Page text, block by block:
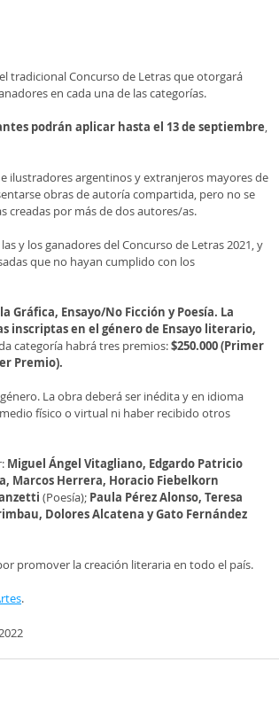
tradicional Concurso de Letras que otorgará
en cada una de las categorías.
podrán aplicar hasta el 13 de septiembre,
ilustradores argentinos y extranjeros mayores de
obras de autoría compartida, pero no se
creadas por más de dos autores/as.
y los ganadores del Concurso de Letras 2021, y
que no hayan cumplido con los
Gráfica, Ensayo/No Ficción y Poesía. La
inscriptas en el género de Ensayo literario,
categoría habrá tres premios: $250.000 (Primer
Premio).
La obra deberá ser inédita y en idioma
físico o virtual ni haber recibido otros
Miguel Ángel Vitagliano, Edgardo Patricio
Marcos Herrera, Horacio Fiebelkorn
(Poesía); Paula Pérez Alonso, Teresa
Dolores Alcatena y Gato Fernández
promover la creación literaria en todo el país.
.